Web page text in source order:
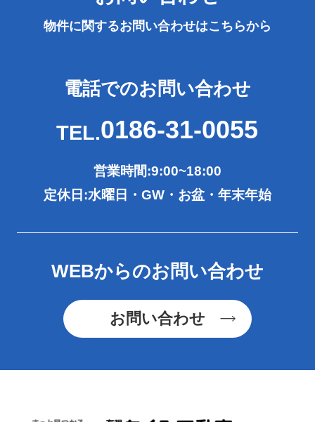
物件に関するお問い合わせはこちらから
電話でのお問い合わせ
TEL.0186-31-0055
営業時間:9:00~18:00
定休日:水曜日・GW・お盆・年末年始
WEBからのお問い合わせ
お問い合わせ